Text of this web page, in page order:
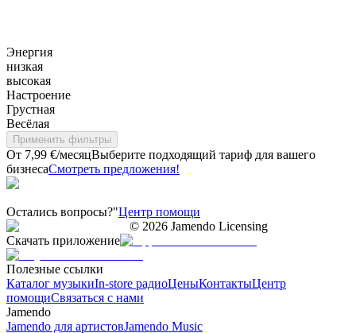
Энергия
низкая
высокая
Настроение
Грустная
Весёлая
Применить фильтры
От 7,99 €/месяцВыберите подходящий тариф для вашего
бизнесаСмотреть предложения!
Остались вопросы?"Центр помощи
© 2026 Jamendo Licensing
Скачать приложение
Полезные ссылки
Каталог музыкиIn-store радиоЦеныКонтактыЦентр
помощиСвязаться с нами
Jamendo
Jamendo для артистовJamendo Music